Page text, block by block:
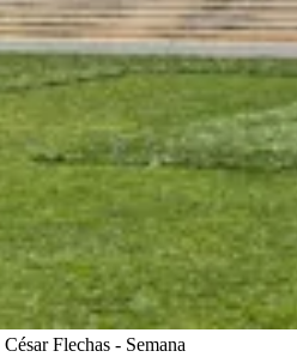
César Flechas - Semana